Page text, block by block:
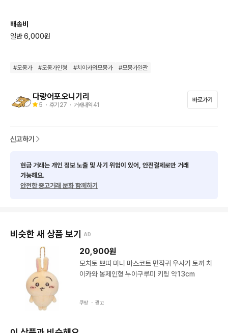
🍑 부피 크기로 일택으로만 진행합니다.
배송비
일반 6,000원
#모몽가 #모몽가인형 #치이카와모몽가 #모몽가일괄
다랑어포오니기리
5 ・ 후기 27 ・ 거래내역 41
바로가기
신고하기
현금 거래는 개인 정보 노출 및 사기 위험이 있어, 안전결제로만 거래
가능해요.
안전한 중고거래 문화 함께하기
비슷한 새 상품 보기 AD
20,900원
모치토 쁘띠 미니 마스코트 먼작귀 우사기 토끼 치
이카와 봉제인형 누이구루미 키링 약13cm
쿠팡 ・ 광고